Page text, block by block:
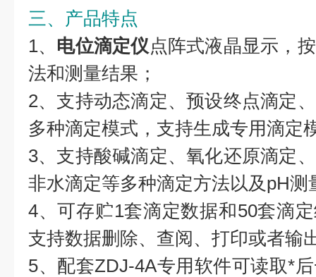
三、产品特点
1、 电位滴定仪点阵式液晶显示，
法和测量结果；
2、支持动态滴定、预设终点滴定
多种滴定模式，支持生成专用滴定
3、支持酸碱滴定、氧化还原滴定
非水滴定等多种滴定方法以及pH测
4、可存贮1套滴定数据和50套滴
支持数据删除、查阅、打印或者输
5、配套ZDJ-4A专用软件可读取*